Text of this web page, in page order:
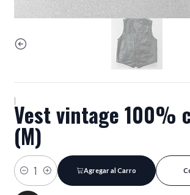
|Vest vintage 100%
(M)
Cantidad
Agregar al Carro